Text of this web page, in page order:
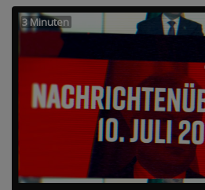
3 Minuten